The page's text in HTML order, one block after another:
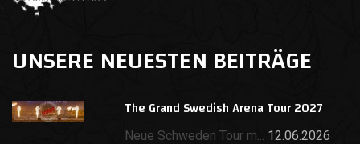
UNSERE NEUESTEN BEITRÄGE
The Grand Swedish Arena Tour 2027
Neue Schweden Tour m... 12.06.2026